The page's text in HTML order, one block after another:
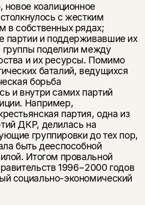
новое коалиционное
с жестким
в собственных рядах;
партии и поддерживавшие их
группы поделили между
и их ресурсы. Помимо
баталий, ведущихся
борьба
и внутри самих партий
Например,
партия, одна из
ДКР, делилась на
группировки до тех пор,
быть дееспособной
Итогом провальной
1996−2000 годов
социально-экономический